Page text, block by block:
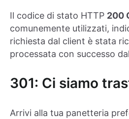
Il codice di stato HTTP 200
comunemente utilizzati,
richiesta dal client è stata
processata con successo
301: Ci siamo
Arrivi alla tua panetteria